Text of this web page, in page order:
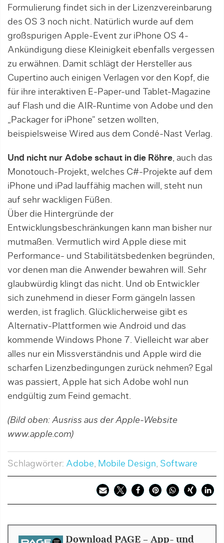
Formulierung findet sich in der Lizenzvereinbarung
des OS 3 noch nicht. Natürlich wurde auf dem
großspurigen Apple-Event zur iPhone OS 4-
Ankündigung diese Kleinigkeit ebenfalls vergessen
zu erwähnen. Damit schlägt der Hersteller aus
Cupertino auch einigen Verlagen vor den Kopf, die
für ihre interaktiven E-Paper-und Tablet-Magazine
auf Flash und die AIR-Runtime von Adobe und den
„Packager for iPhone“ setzen wollten,
beispielsweise Wired aus dem Condé-Nast Verlag.
Und nicht nur Adobe schaut in die Röhre, auch das
Monotouch-Projekt, welches C#-Projekte auf dem
iPhone und iPad lauffähig machen will, steht nun
auf sehr wackligen Füßen.
Über die Hintergründe der
Entwicklungsbeschränkungen kann man bisher nur
mutmaßen. Vermutlich wird Apple diese mit
Performance- und Stabilitätsbedenken begründen,
vor denen man die Anwender bewahren will. Sehr
glaubwürdig klingt das nicht. Und ob Entwickler
sich zunehmend in dieser Form gängeln lassen
werden, ist fraglich. Glücklicherweise gibt es
Alternativ-Plattformen wie Android und das
kommende Windows Phone 7. Vielleicht war aber
alles nur ein Missverständnis und Apple wird die
scharfen Lizenzbedingungen zurück nehmen? Egal
was passiert, Apple hat sich Adobe wohl nun
endgültig zum Feind gemacht.
(Bild oben: Ausriss aus der Apple-Website
www.apple.com)
Schlagwörter: Adobe, Mobile Design, Software
Download PAGE - App- und